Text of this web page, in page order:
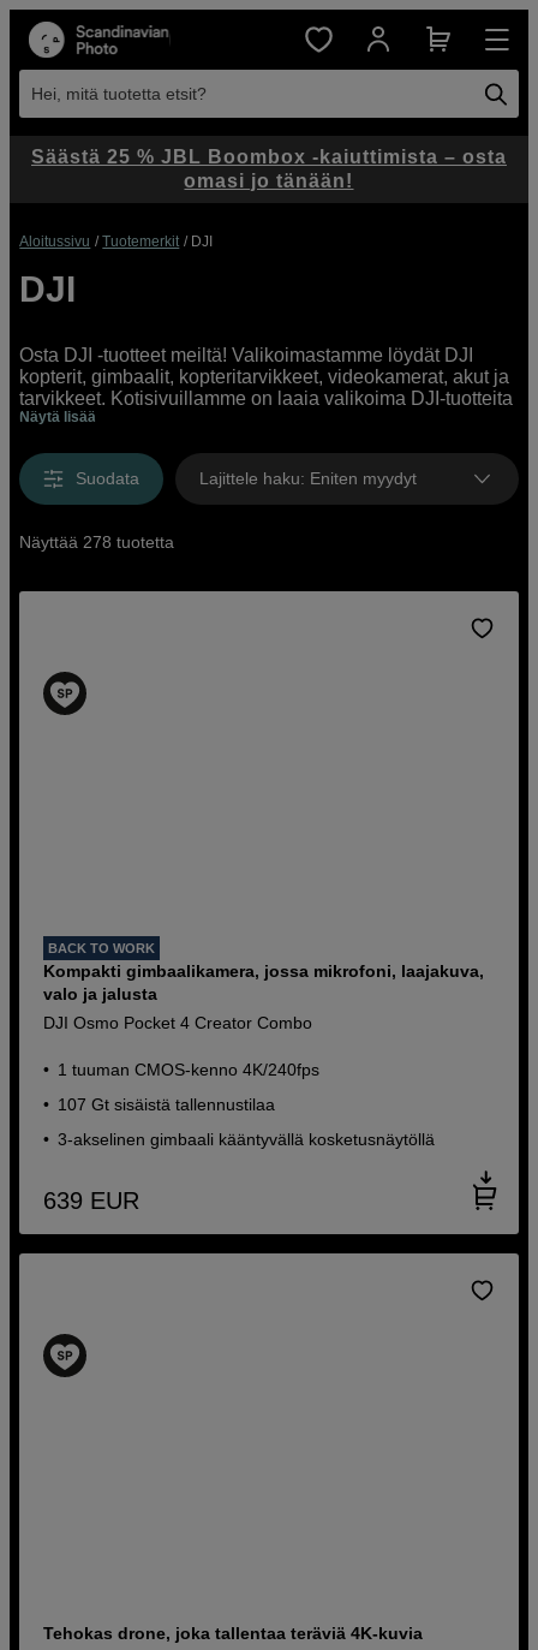
Hei, mitä tuotetta etsit?
Aloitussivu Tuotemerkit DJI
DJI
Osta DJI -tuotteet meiltä! Valikoimastamme löydät DJI
kopterit, gimbaalit, kopteritarvikkeet, videokamerat, akut ja
tarvikkeet. Kotisivuillamme on laaja valikoima DJI-tuotteita
sinulle, joka haluat valo - ja videokuvata ylhäältä.
Näytä lisää
Suodata Lajittele haku: Eniten myydyt
Näyttää 278 tuotetta
BACK TO WORK
Kompakti gimbaalikamera, jossa mikrofoni, laajakuva,
valo ja jalusta
DJI Osmo Pocket 4 Creator Combo
1 tuuman CMOS-kenno 4K/240fps
107 Gt sisäistä tallennustilaa
3-akselinen gimbaali kääntyvällä kosketusnäytöllä
639 EUR
Tehokas drone, joka tallentaa teräviä 4K-kuvia
Säästä 25 % JBL Boombox -kaiuttimista – osta
omasi jo tänään!